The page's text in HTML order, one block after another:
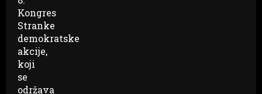
Kongres
Stranke
demokratske
akcije,
koji
se
održava